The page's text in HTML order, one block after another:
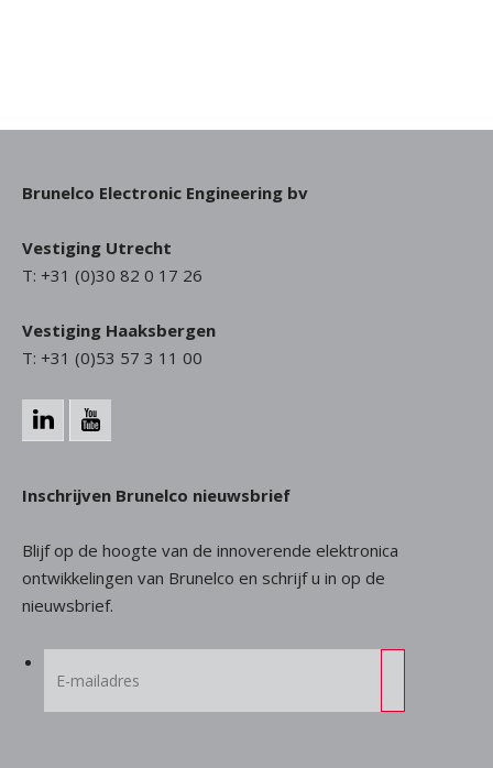
Brunelco Electronic Engineering bv
Vestiging Utrecht
T: +31 (0)30 82 0 17 26
Vestiging Haaksbergen
T: +31 (0)53 57 3 11 00
Inschrijven Brunelco nieuwsbrief
Blijf op de hoogte van de innoverende elektronica
ontwikkelingen van Brunelco en schrijf u in op de
nieuwsbrief.